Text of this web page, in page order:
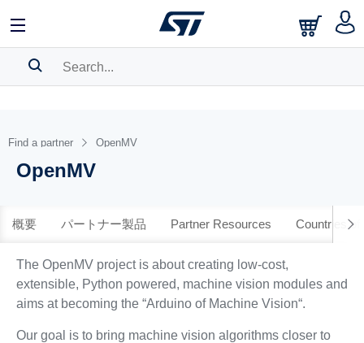
BOOKMARK
Pleaselog into show your saved searches.
English
Find a partner OpenMV
OpenMV
概要 パートナー製品 Partner Resources Countries of
The OpenMV project is about creating low-cost,
extensible, Python powered, machine vision modules and
aims at becoming the “Arduino of Machine Vision“.
Our goal is to bring machine vision algorithms closer to